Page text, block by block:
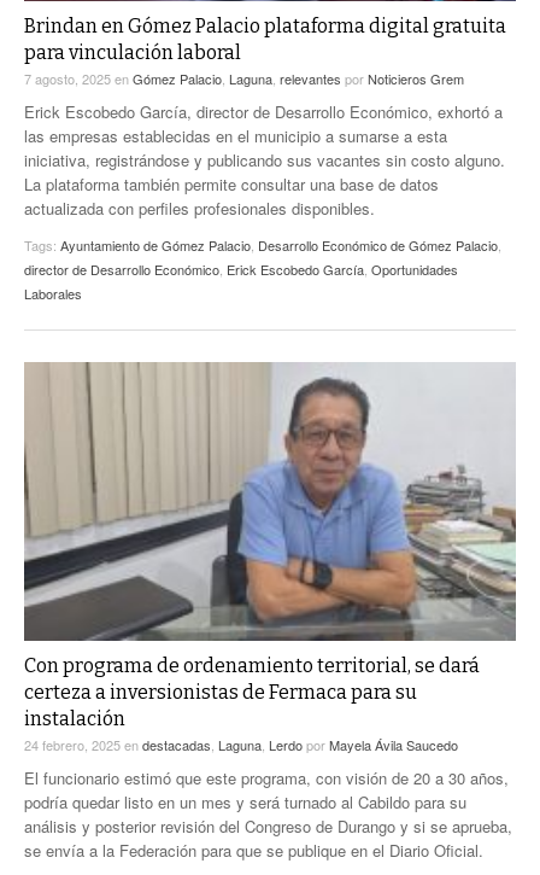
Brindan en Gómez Palacio plataforma digital gratuita
para vinculación laboral
7 agosto, 2025enGómez Palacio, Laguna, relevantes porNoticieros Grem
Erick Escobedo García, director de Desarrollo Económico, exhortó a
las empresas establecidas en el municipio a sumarse a esta
iniciativa, registrándose y publicando sus vacantes sin costo alguno.
La plataforma también permite consultar una base de datos
actualizada con perfiles profesionales disponibles.
Tags: Ayuntamiento de Gómez Palacio, Desarrollo Económico de Gómez Palacio,
director de Desarrollo Económico, Erick Escobedo García, Oportunidades
Laborales
Con programa de ordenamiento territorial, se dará
certeza a inversionistas de Fermaca para su
instalación
24 febrero, 2025endestacadas Laguna LerdoporMayela Ávila Saucedo
El funcionario estimó que este programa, con visión de 20 a 30 años,
podría quedar listo en un mes y será turnado al Cabildo para su
análisis y posterior revisión del Congreso de Durango y si se aprueba,
se envía a la Federación para que se publique en el Diario Oficial.